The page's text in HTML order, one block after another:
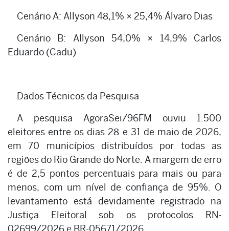
Cenário A: Allyson 48,1% × 25,4% Álvaro Dias
Cenário B: Allyson 54,0% × 14,9% Carlos
Eduardo (Cadu)
Dados Técnicos da Pesquisa
A pesquisa AgoraSei/96FM ouviu 1.500
eleitores entre os dias 28 e 31 de maio de 2026,
em 70 municípios distribuídos por todas as
regiões do Rio Grande do Norte. A margem de erro
é de 2,5 pontos percentuais para mais ou para
menos, com um nível de confiança de 95%. O
levantamento está devidamente registrado na
Justiça Eleitoral sob os protocolos RN-
02699/2026 e BR-05671/2026.